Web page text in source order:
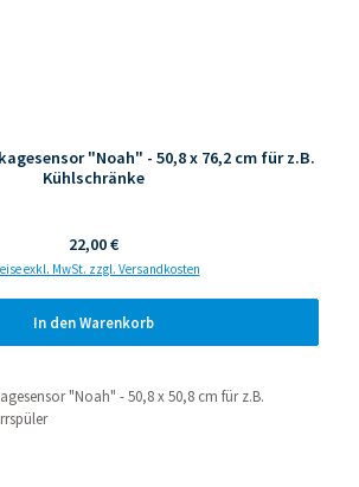
"Noah" - 50,8 x 76,2 cm für z.B.
Kühlschränke
Regulärer Preis:
22,00 €
exkl. MwSt. zzgl. Versandkosten
In den Warenkorb